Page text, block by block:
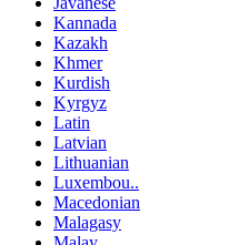
Kannada
Kazakh
Khmer
Kurdish
Kyrgyz
Latin
Latvian
Lithuanian
Luxembou..
Macedonian
Malagasy